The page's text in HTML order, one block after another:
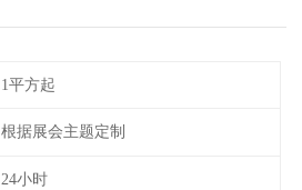
1平方起
根据展会主题定制
24小时